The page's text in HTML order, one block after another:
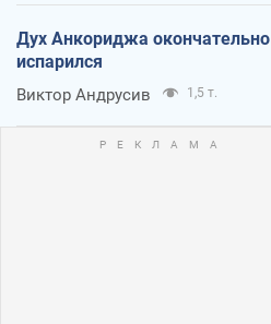
Дух Анкориджа окончательно
испарился
Виктор Андрусив 1,5 т.